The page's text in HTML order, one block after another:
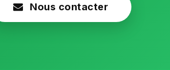
Nous contacter